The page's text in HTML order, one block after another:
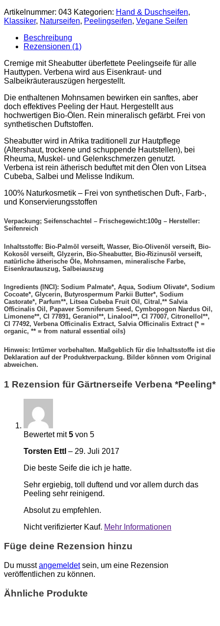
Artikelnummer: 043 Kategorien: Hand & Duschseifen,
Klassiker, Naturseifen, Peelingseifen, Vegane Seifen
Beschreibung
Rezensionen (1)
Cremige mit Sheabutter überfettete Peelingseife für alle
Hauttypen. Verbena wird aus Eisenkraut- und
Salbeikräuterauszügen hergestellt.
Die enthaltenen Mohnsamen bewirken ein sanftes, aber
doch effektives Peeling der Haut. Hergestellt aus
hochwertigen Bio-Ölen. Rein mineralisch gefärbt. Frei von
synthetischen Duftstoffen.
Sheabutter wird in Afrika traditionell zur Hautpflege
(Altershaut, trockene und schuppende Hautstellen), bei
Rheuma, Muskel- und Gelenkschmerzen genutzt.
Verbena ist rein ätherisch beduftet mit den Ölen von Litsea
Cubeba, Salbei und Melisse Indikum.
100% Naturkosmetik – Frei von synthetischen Duft-, Farb-,
und Konservierungsstoffen
Verpackung; Seifenschachtel – Frischegewicht:100g – Hersteller:
Seifenreich
Inhaltsstoffe: Bio-Palmöl verseift, Wasser, Bio-Olivenöl verseift, Bio-
Kokosöl verseift, Glyzerin, Bio-Sheabutter, Bio-Rizinusöl verseift,
natürliche ätherische Öle, Mohnsamen, mineralische Farbe,
Eisenkrautauszug, Salbeiauszug
Ingredients (INCI): Sodium Palmate*, Aqua, Sodium Olivate*, Sodium
Cocoate*, Glycerin, Butyrospermum Parkii Butter*, Sodium
Castorate*, Parfum**, Litsea Cubeba Fruit Oil, Citral,** Salvia
Officinalis Oil, Papaver Somniferum Seed, Cymbopogon Nardus Oil,
Limonene**, CI 77891, Geraniol**, Linalool**, CI 77007, Citronellol**,
CI 77492, Verbena Officinalis Extract, Salvia Officinalis Extract (* =
organic, ** = from natural essential oils)
Hinweis: Irrtümer vorbehalten. Maßgeblich für die Inhaltsstoffe ist die
Deklaration auf der Produktverpackung. Bilder können vom Original
abweichen.
1 Rezension für Gärtnerseife Verbena *Peeling*
Bewertet mit5 von 5
Torsten Ettl – 29. Juli 2017
Die beste Seife die ich je hatte.
Sehr ergiebig, toll duftend und vor allem durch das
Peeling sehr reinigend.
Absolut zu empfehlen.
Nicht verifizierter Kauf. Mehr Informationen
Füge deine Rezension hinzu
Du musstangemeldetsein, um eine Rezension
veröffentlichen zu können.
Ähnliche Produkte